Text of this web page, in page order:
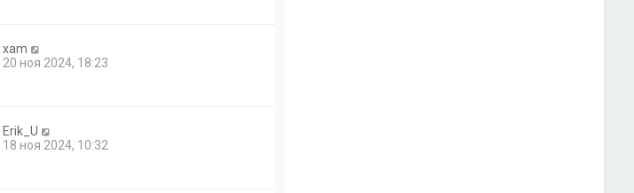
xam
20 ноя 2024, 18:23
Erik_U
18 ноя 2024, 10:32